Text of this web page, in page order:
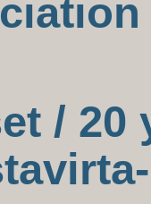
/ 20